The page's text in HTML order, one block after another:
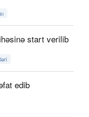
start verilib
edib